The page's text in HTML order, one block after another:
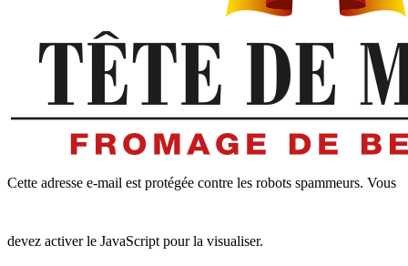
Cette adresse e-mail est protégée contre les robots spammeurs. Vous
devez activer le JavaScript pour la visualiser.